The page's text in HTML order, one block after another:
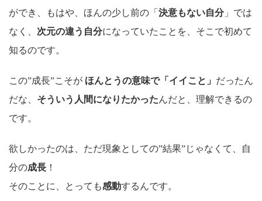
ができ、もはや、ほんの少し前の「 決意もない自分」では
なく、 次元の違う自分になっていたことを、そこで初めて
知るのです。
この”成長”こそが ほんとうの意味で「イイこと」 だったん
だな、 そういう人間になりたかったんだと、理解できるの
です。
欲しかったのは、ただ現象としての”結果”じゃなくて、自
分の成長 ！
そのことに、とっても感動するんです。